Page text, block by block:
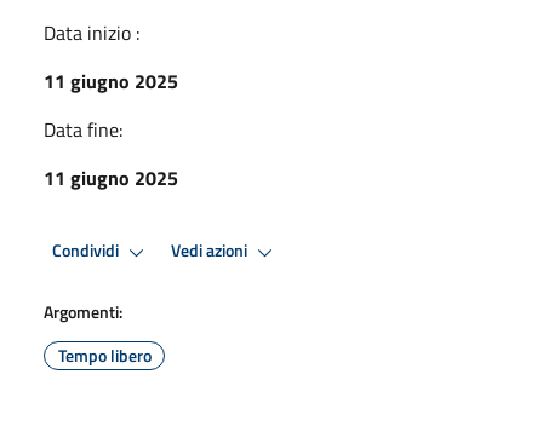
Data inizio :
11 giugno 2025
Data fine:
11 giugno 2025
Condividi Vedi azioni
Argomenti:
Tempo libero